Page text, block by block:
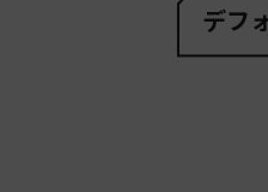
デフ